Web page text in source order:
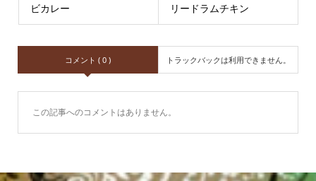
ビカレー
リードラムチキン
コメント ( 0 ) トラックバックは利用できません。
この記事へのコメントはありません。